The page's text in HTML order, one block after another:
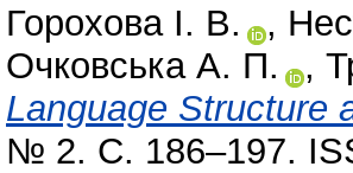
Горохова І. В. ,
Очковська А. П.
,
Language Structure
№ 2. С. 186–197.